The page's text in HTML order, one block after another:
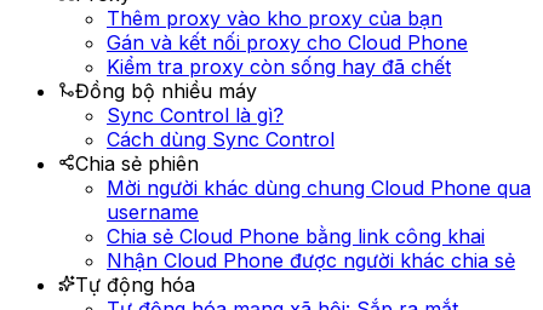
Thêm proxy vào kho proxy của bạn
Gán và kết nối proxy cho Cloud Phone
Kiểm tra proxy còn sống hay đã chết
Đồng bộ nhiều máy
Sync Control là gì?
Cách dùng Sync Control
Chia sẻ phiên
Mời người khác dùng chung Cloud Phone qua
username
Chia sẻ Cloud Phone bằng link công khai
Nhận Cloud Phone được người khác chia sẻ
Tự động hóa